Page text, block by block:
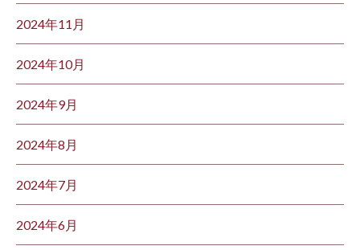
2024年11月
2024年10月
2024年9月
2024年8月
2024年7月
2024年6月